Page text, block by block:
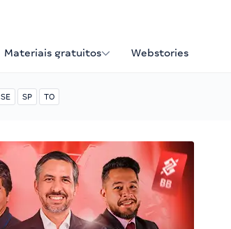
Materiais gratuitos Webstories
SE SP TO